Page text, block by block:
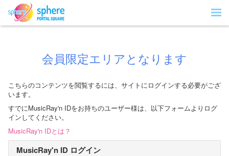
会員限定エリアとなります
こちらのコンテンツを閲覧するには、サイトにログインする必要がござ
います。
すでにMusicRay'n IDをお持ちのユーザー様は、以下フォームよりログ
インしてください。
MusicRay'n IDとは？
MusicRay'n ID ログイン